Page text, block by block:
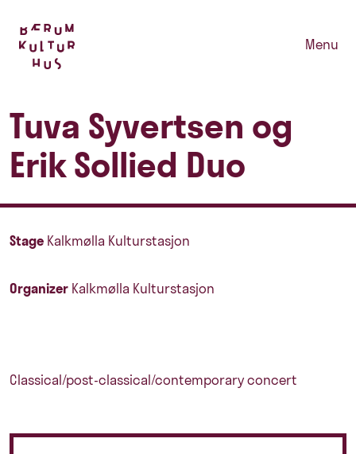
Menu
Tuva Syvertsen og
Erik Sollied Duo
Stage Kalkmølla Kulturstasjon
Organizer Kalkmølla Kulturstasjon
Classical/post-classical/contemporary concert